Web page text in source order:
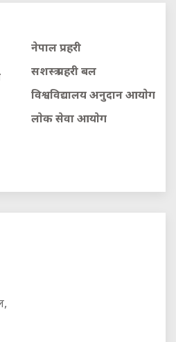
नेपाल प्रहरी
सशस्त्र प्रहरी बल
विश्वविद्यालय अनुदान आयाेग
लाेक सेवा आयाेग